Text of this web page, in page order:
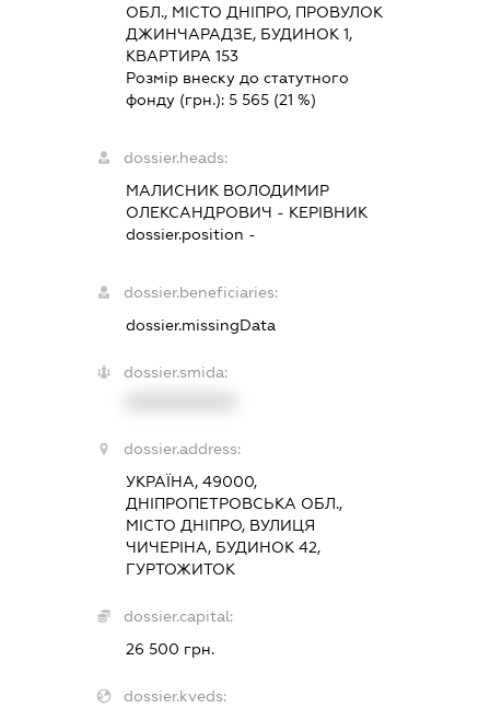
ОБЛ., МІСТО ДНІПРО, ПРОВУЛОК
ДЖИНЧАРАДЗЕ, БУДИНОК 1,
КВАРТИРА 153
Розмір внеску до статутного
фонду (грн.): 5 565(21 %)
dossier.heads:
МАЛИСНИК ВОЛОДИМИР
ОЛЕКСАНДРОВИЧ - КЕРІВНИК
dossier.position -
dossier.beneficiaries:
dossier.missingData
dossier.smida:
dossier.address:
УКРАЇНА, 49000,
ДНІПРОПЕТРОВСЬКА ОБЛ.,
МІСТО ДНІПРО, ВУЛИЦЯ
ЧИЧЕРІНА, БУДИНОК 42,
ГУРТОЖИТОК
dossier.capital:
26 500 грн.
dossier.kveds: